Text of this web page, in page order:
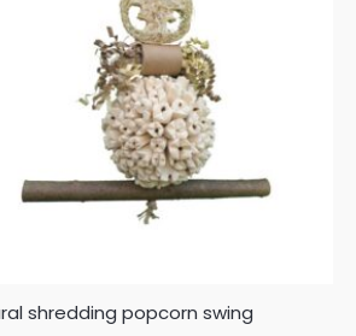
shredding popcorn swing